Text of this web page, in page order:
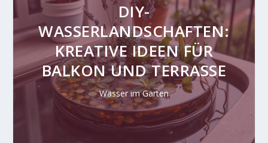
DIY-
WASSERLANDSCHAFTEN:
KREATIVE IDEEN FÜR
BALKON UND TERRASSE
Wasser im Garten